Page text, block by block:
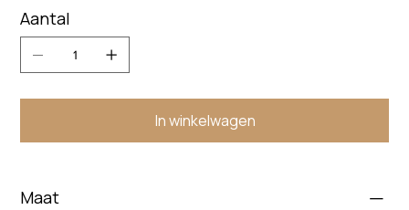
Aantal
In winkelwagen
Maat